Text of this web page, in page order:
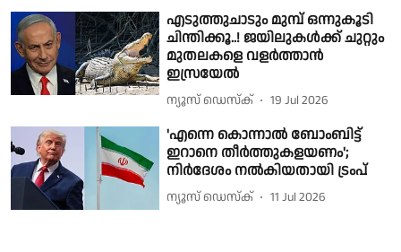
എടുത്തുചാടും മുമ്പ് ഒന്നുകൂടി
ചിന്തിക്കൂ..! ജയിലുകള്‍ക്ക് ചുറ്റും
മുതലകളെ വളര്‍ത്താന്‍
ഇസ്രയേല്‍
ന്യൂസ് ഡെസ്ക് 19 Jul 2026
'എന്നെ കൊന്നാല്‍ ബോംബിട്ട്
ഇറാനെ തീര്‍ത്തുകളയണം';
നിര്‍ദേശം നല്‍കിയതായി ട്രംപ്
ന്യൂസ് ഡെസ്ക് 11 Jul 2026